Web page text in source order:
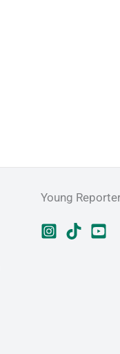
Young